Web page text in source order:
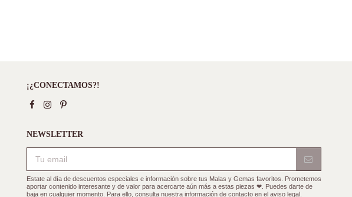
¡¿CONECTAMOS?!
NEWSLETTER
Estate al día de descuentos especiales e información sobre tus Malas y Gemas favoritos. Prometemos
aportar contenido interesante y de valor para acercarte aún más a estas piezas ❤. Puedes darte de
baja en cualquier momento. Para ello, consulta nuestra información de contacto en el aviso legal.